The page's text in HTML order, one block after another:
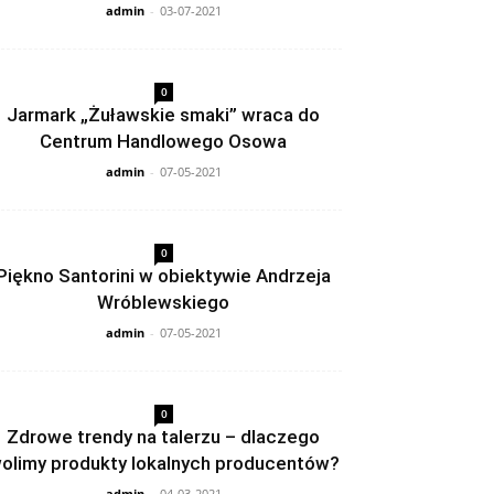
admin - 03-07-2021
0
Jarmark „Żuławskie smaki” wraca do
Centrum Handlowego Osowa
admin - 07-05-2021
0
Santorini w obiektywie Andrzeja
Wróblewskiego
admin - 07-05-2021
0
Zdrowe trendy na talerzu – dlaczego
produkty lokalnych producentów?